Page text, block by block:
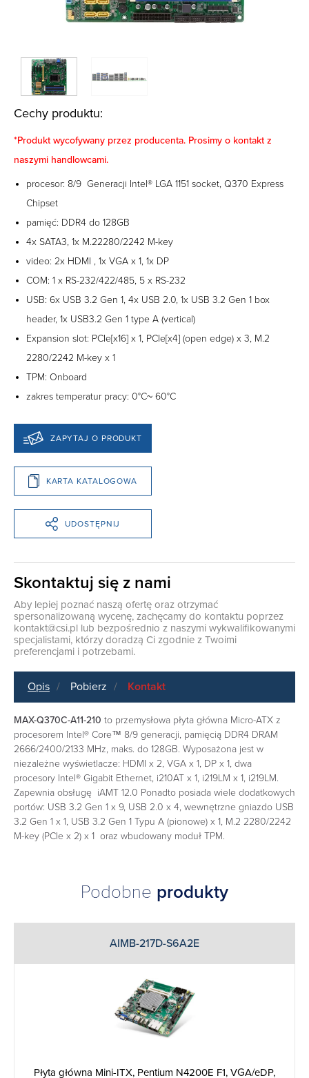
Cechy produktu:
*Produkt wycofywany przez producenta. Prosimy o kontakt z
naszymi handlowcami.
procesor: 8/9 Generacji Intel® LGA 1151 socket, Q370 Express
Chipset
pamięć: DDR4 do 128GB
4x SATA3, 1x M.22280/2242 M-key
video: 2x HDMI , 1x VGA x 1, 1x DP
COM: 1 x RS-232/422/485, 5 x RS-232
USB: 6x USB 3.2 Gen 1, 4x USB 2.0, 1x USB 3.2 Gen 1 box
header, 1x USB3.2 Gen 1 type A (vertical)
Expansion slot: PCIe[x16] x 1, PCIe[x4] (open edge) x 3, M.2
2280/2242 M-key x 1
TPM: Onboard
zakres temperatur pracy: 0°C~ 60°C
ZAPYTAJ O PRODUKT
KARTA KATALOGOWA
UDOSTĘPNIJ
Skontaktuj się z nami
Aby lepiej poznać naszą ofertę oraz otrzymać
spersonalizowaną wycenę, zachęcamy do kontaktu poprzez
kontakt@csi.pl lub bezpośrednio z naszymi wykwalifikowanymi
specjalistami, którzy doradzą Ci zgodnie z Twoimi
preferencjami i potrzebami.
Opis Pobierz Kontakt
MAX-Q370C-A11-210 to przemysłowa płyta główna Micro-ATX z
procesorem Intel® Core™ 8/9 generacji, pamięcią DDR4 DRAM
2666/2400/2133 MHz, maks. do 128GB. Wyposażona jest w
niezależne wyświetlacze: HDMI x 2, VGA x 1, DP x 1, dwa
procesory Intel® Gigabit Ethernet, i210AT x 1, i219LM x 1, i219LM.
Zapewnia obsługę iAMT 12.0 Ponadto posiada wiele dodatkowych
portów: USB 3.2 Gen 1 x 9, USB 2.0 x 4‎, wewnętrzne gniazdo USB
3.2 Gen 1 x 1, USB 3.2 Gen 1 Typu A (pionowe) x 1, M.2 2280/2242
M-key (PCIe x 2) x 1 ‎ oraz wbudowany moduł TPM.
Podobne produkty
AIMB-217D-S6A2E
Płyta główna Mini-ITX, Pentium N4200E F1, VGA/eDP,